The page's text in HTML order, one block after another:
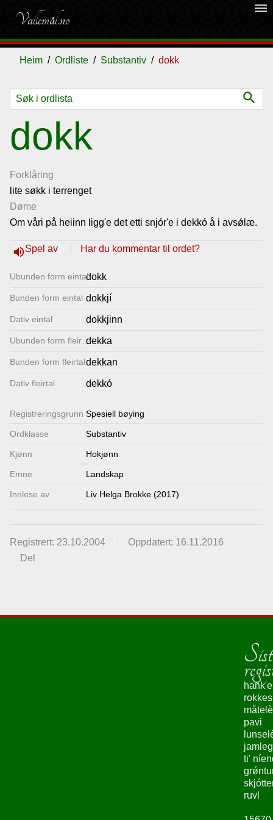
Vallemål.no
dehaze
Heim Ordliste Substantiv dokk
search
dokk
Forklåring
lite søkk i terrenget
Døme
Om våri på heiinn ligg'e det etti snjór'e i dekkó å i avsǿlæ.
volume_upSpel av Har du kommentar til ordet?
Ubunden form eintaldokk
Bunden form eintal dokkjí
Dativ eintal dokkjinn
Ubunden form fleirtal
dekka
Bunden form fleirtaldekkan
Dativ fleirtal dekkó
Registrerings­grunn Spesiell bøying
Ordklasse Substantiv
Kjønn Hokjønn
Emne Landskap
Innlese av Liv Helga Brokke (2017)
Registrert: 23.10.2004
Oppdatert: 16.11.2016
Del
Ordliste
Om
vallemålet
Gjestebok
Nyhende
Lenkjer
oss
hank'e
pavi
ti'
ruvl